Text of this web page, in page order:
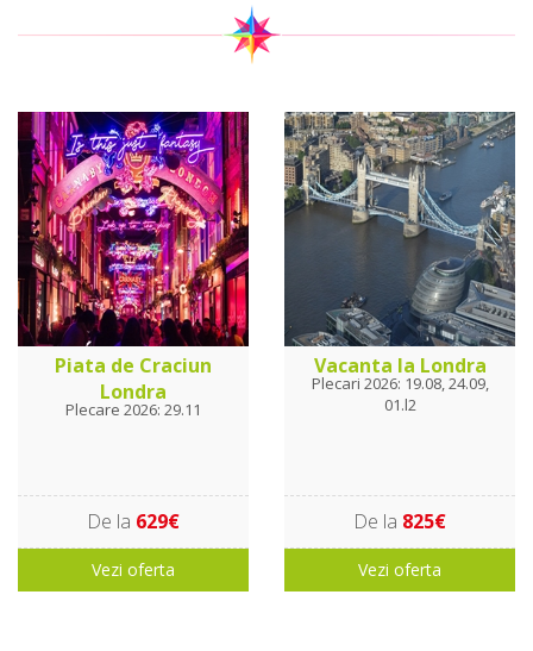
Piata de Craciun
Londra
Plecare 2026: 29.11
De la 629€
Vezi oferta
Vacanta la Londra
Plecari 2026: 19.08, 24.09,
01.l2
De la 825€
Vezi oferta